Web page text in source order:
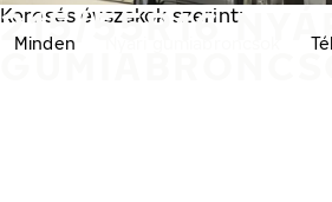
215/55R16
Keresés évszakok szerint:
Minden